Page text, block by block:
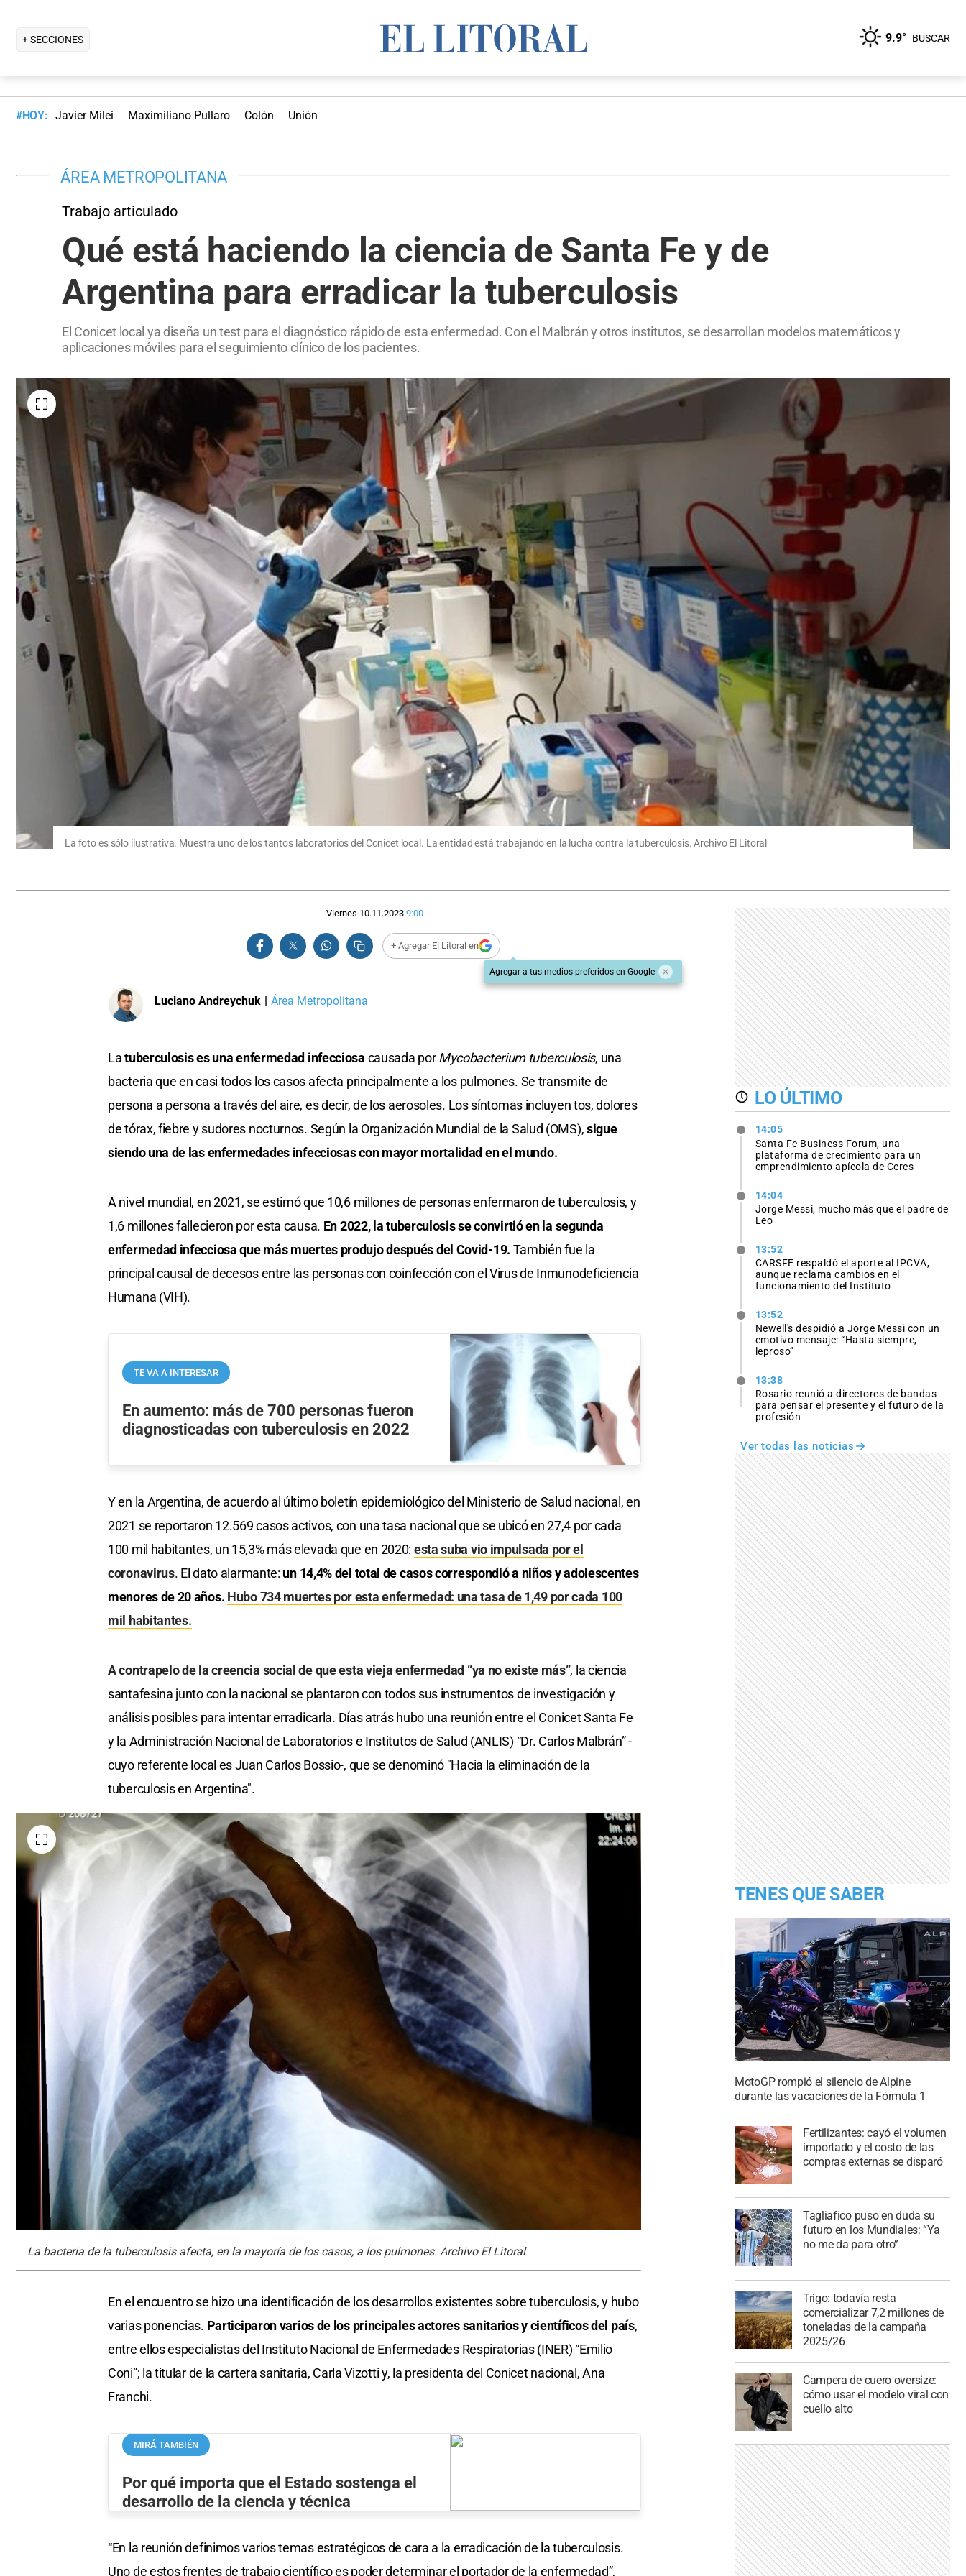
+ SECCIONES 9.9° BUSCAR
#HOY: Javier Milei Maximiliano Pullaro Colón Unión
ÁREA METROPOLITANA
Trabajo articulado
Qué está haciendo la ciencia de Santa Fe y de
Argentina para erradicar la tuberculosis
El Conicet local ya diseña un test para el diagnóstico rápido de esta enfermedad. Con el Malbrán y otros institutos, se desarrollan modelos matemáticos y
aplicaciones móviles para el seguimiento clínico de los pacientes.
La foto es sólo ilustrativa. Muestra uno de los tantos laboratorios del Conicet local. La entidad está trabajando en la lucha contra la tuberculosis. Archivo El Litoral
Viernes 10.11.2023 9:00
+ Agregar El Litoral en
Agregar a tus medios preferidos en Google
Luciano Andreychuk | Área Metropolitana
Latuberculosis es una enfermedad infecciosa causada porMycobacterium tuberculosis, una
bacteria que en casi todos los casos afecta principalmente a los pulmones. Se transmite de
persona a persona a través del aire, es decir, de los aerosoles. Los síntomas incluyen tos, dolores
de tórax, fiebre y sudores nocturnos. Según la Organización Mundial de la Salud (OMS),sigue
siendo una de las enfermedades infecciosas con mayor mortalidad en el mundo.
A nivel mundial, en 2021, se estimó que 10,6 millones de personas enfermaron de tuberculosis, y
1,6 millones fallecieron por esta causa. En 2022, la tuberculosis se convirtió en la segunda
enfermedad infecciosa que más muertes produjo después del Covid-19. También fue la
principal causal de decesos entre las personas con coinfección con el Virus de Inmunodeficiencia
Humana (VIH).
TE VA A INTERESAR
En aumento: más de 700 personas fueron
diagnosticadas con tuberculosis en 2022
Y en la Argentina, de acuerdo al último boletín epidemiológico del Ministerio de Salud nacional, en
2021 se reportaron 12.569 casos activos, con una tasa nacional que se ubicó en 27,4 por cada
100 mil habitantes, un 15,3% más elevada que en 2020: esta suba vio impulsada por el
coronavirus. El dato alarmante: un 14,4% del total de casos correspondió a niños y adolescentes
menores de 20 años. Hubo 734 muertes por esta enfermedad: una tasa de 1,49 por cada 100
mil habitantes.
A contrapelo de la creencia social de que esta vieja enfermedad “ya no existe más”, la ciencia
santafesina junto con la nacional se plantaron con todos sus instrumentos de investigación y
análisis posibles para intentar erradicarla. Días atrás hubo una reunión entre el Conicet Santa Fe
y la Administración Nacional de Laboratorios e Institutos de Salud (ANLIS) “Dr. Carlos Malbrán” -
cuyo referente local es Juan Carlos Bossio-, que se denominó "Hacia la eliminación de la
tuberculosis en Argentina".
La bacteria de la tuberculosis afecta, en la mayoría de los casos, a los pulmones. Archivo El Litoral
En el encuentro se hizo una identificación de los desarrollos existentes sobre tuberculosis, y hubo
varias ponencias. Participaron varios de los principales actores sanitarios y científicos del país,
entre ellos especialistas del Instituto Nacional de Enfermedades Respiratorias (INER) “Emilio
Coni”; la titular de la cartera sanitaria, Carla Vizotti y, la presidenta del Conicet nacional, Ana
Franchi.
MIRÁ TAMBIÉN
Por qué importa que el Estado sostenga el
desarrollo de la ciencia y técnica
“En la reunión definimos varios temas estratégicos de cara a la erradicación de la tuberculosis.
Uno de estos frentes de trabajo científico es poder determinar el portador de la enfermedad”,
LO ÚLTIMO
14:05
Santa Fe Business Forum, una
plataforma de crecimiento para un
emprendimiento apícola de Ceres
14:04
Jorge Messi, mucho más que el padre de
Leo
13:52
CARSFE respaldó el aporte al IPCVA,
aunque reclama cambios en el
funcionamiento del Instituto
13:52
Newell's despidió a Jorge Messi con un
emotivo mensaje: “Hasta siempre,
leproso”
13:38
Rosario reunió a directores de bandas
para pensar el presente y el futuro de la
profesión
Ver todas las noticias
TENES QUE SABER
MotoGP rompió el silencio de Alpine
durante las vacaciones de la Fórmula 1
Fertilizantes: cayó el volumen
importado y el costo de las
compras externas se disparó
Tagliafico puso en duda su
futuro en los Mundiales: “Ya
no me da para otro”
Trigo: todavía resta
comercializar 7,2 millones de
toneladas de la campaña
2025/26
Campera de cuero oversize:
cómo usar el modelo viral con
cuello alto